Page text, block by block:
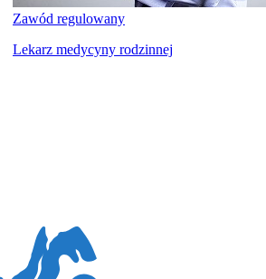
Zawód regulowany
Lekarz medycyny rodzinnej